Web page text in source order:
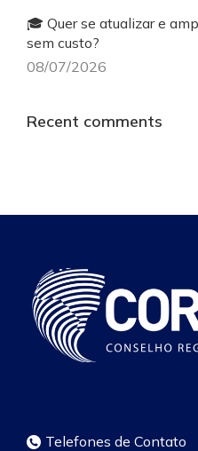
🎓 Quer se atualizar e
sem custo?
08/07/2026
Recent comments
Telefones de Contato